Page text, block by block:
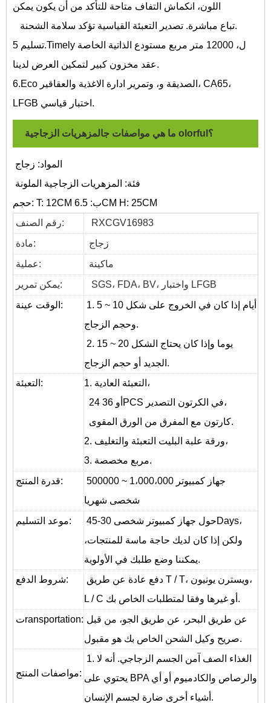
اللون، انكماش التفاف متاحة للتأكد من أن يكون يمكن
تباع مباشرة. تصدير التعبئة القياسية تؤكد سلامة الشحنة.
تسليم 5.Timely ل، 12000 متر مربع مستودع الذاتية الخاصة
عقد مخزون كبير لتمكين العرض لدينا.
6.Eco الصديقة و، وتمرير ادارة الاغذية والعقاقير، CA65،
LFGB اختبار قياسي.
ما هي مواصفات ج المزهريات الزجاجية olorful؟
المواد: زجاج
فئة: المزهريات الزجاجية الملونة
حجم: T: 12CM ب: 6.5CM H: 25CM
رقم الصنف:
RXCGV16983
مادة:
زجاج
عملية:
ماكينة
يمكن تمرير:
SGS، FDA، BV، واختبار LFGB
الوقت عينة:
1. 5 ~ 10 أيام إذا كان في الخروج على شكل
وحجم الزجاج.
2. 15 ~ 20 يوما وإذا كان يحتاج الشكل
الجديد أو حجم الزجاج.
التعبئة:
1. التعبئة العادية،
24 أو 36PCS في الكرتون التصدير،
كارتون مع المفرق من الورق المقوى.
2. ورقة علبة البليت التعبئة والتغليف،
3. مربع مخصصة.
قدرة المنتج:
500000 ~ 1،000،000 جهاز كمبيوتر
شخصى شهريا
موعد التسليم:
ولكن إذا كان لديك حاجة ماسة للمنتجات،
يمكننا وضع طلبك في الأولوية.
شروط الدفع:
L / C أو غيرها وفقا لمتطلبات الخاص بك.
تransportation:
صريح وكيل الشحن الخاص بك هو مقبول.
مواصفات المنتج:
1. الغذاء الصف آمن الجسم الزجاجي. أنه لا
يحتوي على BPA والرصاص والكادميوم أو أي
أشياء أخرى ضارة لجسم الإنسان.